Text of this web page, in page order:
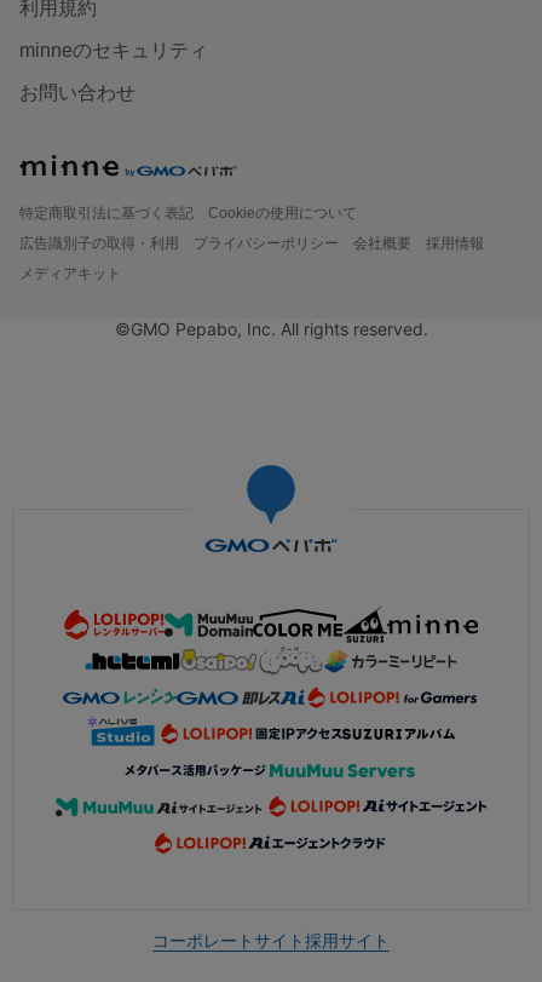
利用規約
minneのセキュリティ
お問い合わせ
特定商取引法に基づく表記
Cookieの使用について
広告識別子の取得・利用
プライバシーポリシー 会社概要
採用情報
メディアキット
©GMO Pepabo, Inc. All rights reserved.
コーポレートサイト採用サイト